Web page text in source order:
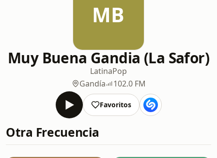
MB
Muy Buena Gandia (La Safor)
LatinaPop
Gandía
102.0 FM
Favoritos
Otra Frecuencia